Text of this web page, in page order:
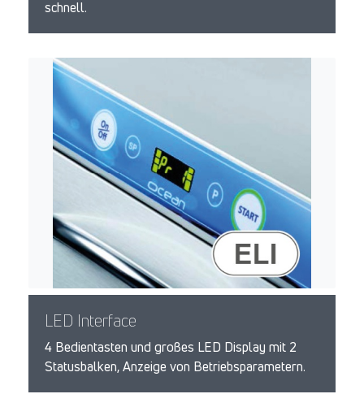
schnell.
LED Interface
4 Bedientasten und großes LED Display mit 2
Statusbalken, Anzeige von Betriebsparametern.